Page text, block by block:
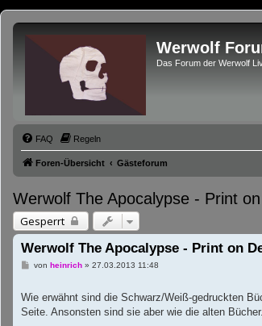
Werwolf
Das Forum der Werwolf
FAQ Regeln
Foren-Übersicht Gästeforum
Werwolf The Apocalypse - Print
Gesperrt
Werwolf The Apocalypse - Print on
B
t
r
a
von heinrich» 27.03.2013 11:48
Wie erwähnt sind die Schwarz/Weiß-gedruckten
Seite. Ansonsten sind sie aber wie die alten Bücher.